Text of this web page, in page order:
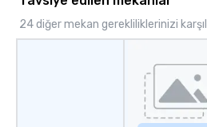
24 diğer mekan gerekliliklerinizi